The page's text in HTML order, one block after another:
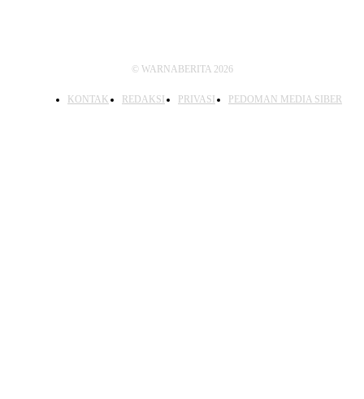
© WARNABERITA 2026
KONTAK REDAKSI PRIVASI PEDOMAN MEDIA SIBER